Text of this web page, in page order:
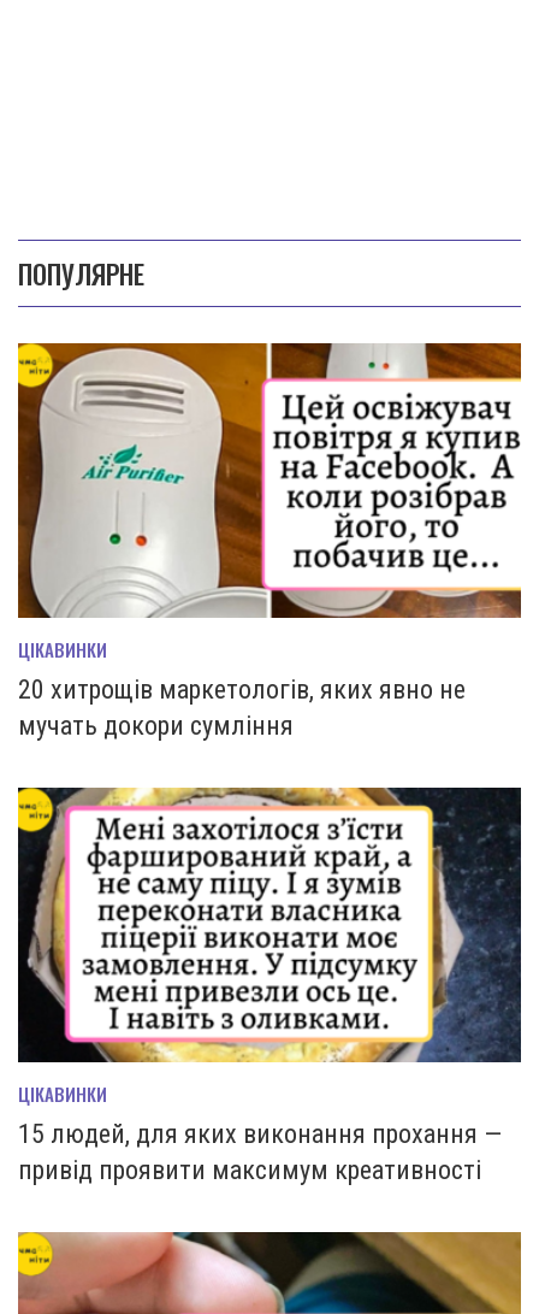
ПОПУЛЯРНЕ
ЦІКАВИНКИ
20 хитрощів маркетологів, яких явно не
мучать докори сумління
ЦІКАВИНКИ
15 людей, для яких виконання прохання —
привід проявити максимум креативності